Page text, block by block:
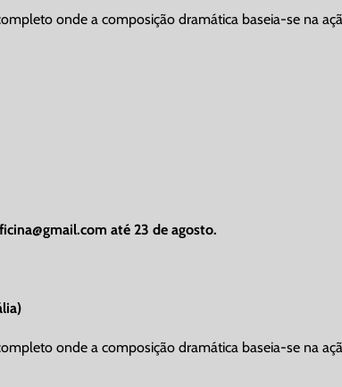
onde a composição dramática baseia-se na
até 23 de agosto.
onde a composição dramática baseia-se na